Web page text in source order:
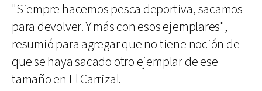
"Siempre hacemos pesca deportiva, sacamos
para devolver. Y más con esos ejemplares",
resumió para agregar que no tiene noción de
que se haya sacado otro ejemplar de ese
tamaño en El Carrizal.